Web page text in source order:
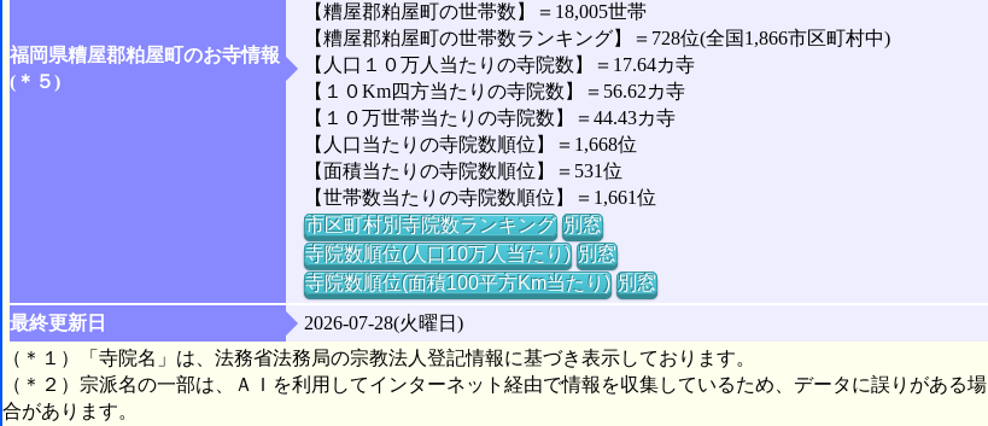
福岡県糟屋郡粕屋町のお寺情報
(＊５)
【糟屋郡粕屋町の世帯数】＝18,005世帯
【糟屋郡粕屋町の世帯数ランキング】＝728位(全国1,866市区町村中)
【人口１０万人当たりの寺院数】＝17.64カ寺
【１０Km四方当たりの寺院数】＝56.62カ寺
【１０万世帯当たりの寺院数】＝44.43カ寺
【人口当たりの寺院数順位】＝1,668位
【面積当たりの寺院数順位】＝531位
【世帯数当たりの寺院数順位】＝1,661位
市区町村別寺院数ランキング 別窓
寺院数順位(人口10万人当たり) 別窓
寺院数順位(面積100平方Km当たり) 別窓
最終更新日
2026-07-28(火曜日)
（＊１）「寺院名」は、法務省法務局の宗教法人登記情報に基づき表示しております。
（＊２）宗派名の一部は、ＡＩを利用してインターネット経由で情報を収集しているため、データに誤りがある場
合があります。